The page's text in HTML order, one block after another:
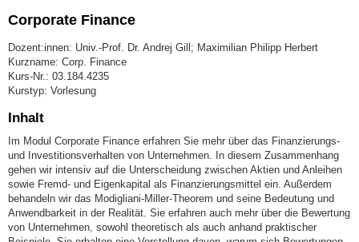
Corporate Finance
Dozent:innen: Univ.-Prof. Dr. Andrej Gill; Maximilian Philipp Herbert
Kurzname: Corp. Finance
Kurs-Nr.: 03.184.4235
Kurstyp: Vorlesung
Inhalt
Im Modul Corporate Finance erfahren Sie mehr über das Finanzierungs-
und Investitionsverhalten von Unternehmen. In diesem Zusammenhang
gehen wir intensiv auf die Unterscheidung zwischen Aktien und Anleihen
sowie Fremd- und Eigenkapital als Finanzierungsmittel ein. Außerdem
behandeln wir das Modigliani-Miller-Theorem und seine Bedeutung und
Anwendbarkeit in der Realität. Sie erfahren auch mehr über die Bewertung
von Unternehmen, sowohl theoretisch als auch anhand praktischer